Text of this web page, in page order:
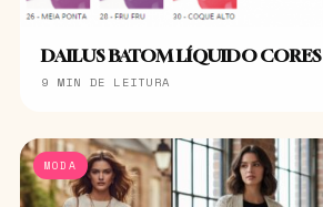
DAILUS BATOM LÍQUIDO CORES
9 MIN DE LEITURA
MODA